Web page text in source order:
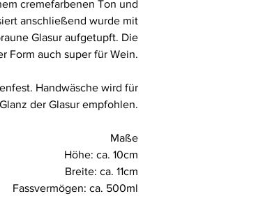
cremefarbenen Ton und
anschließend wurde mit
Glasur aufgetupft. Die
Form auch super für Wein.
Handwäsche wird für
der Glasur empfohlen.
Maße
Höhe: ca. 10cm
Breite: ca. 11cm
Fassvermögen: ca. 500ml